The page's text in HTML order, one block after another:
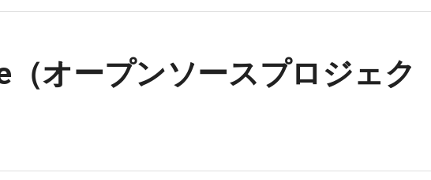
（オープンソースプロジェク